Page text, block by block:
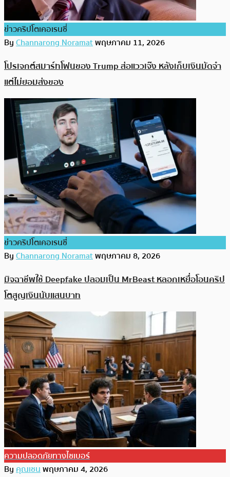
ข่าวคริปโตเคอเรนซี่
ByChannarong Noramatพฤษภาคม 11, 2026
โปรเจกต์สมาร์ทโฟนของ Trump ส่อแววเจ๊ง หลังเก็บเงินมัดจำ
แต่ไม่ยอมส่งของ
ข่าวคริปโตเคอเรนซี่
ByChannarong Noramatพฤษภาคม 8, 2026
มิจฉาชีพใช้ Deepfake ปลอมเป็น MrBeast หลอกเหยื่อโอนคริป
โตสูญเงินนับแสนบาท
ความปลอดภัยทางไซเบอร์
Byคุณเชนพฤษภาคม 4, 2026